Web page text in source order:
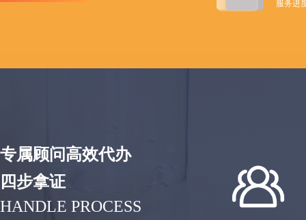
服务进
专属顾问高效代办
四步拿证
HANDLE PROCESS